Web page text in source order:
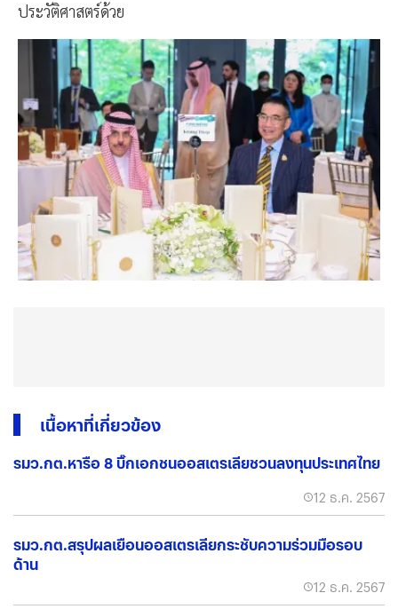
ประวัติศาสตร์ด้วย
เนื้อหาที่เกี่ยวข้อง
รมว.กต.หารือ 8 บิ๊กเอกชนออสเตรเลียชวนลงทุนประเทศไทย
12 ธ.ค. 2567
รมว.กต.สรุปผลเยือนออสเตรเลียกระชับความร่วมมือรอบ
ด้าน
12 ธ.ค. 2567